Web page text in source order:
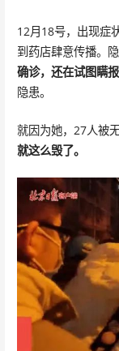
12月18号，出现症状
到药店肆意传播。
确诊，还在试图瞒
隐患。
就因为她，27人被
就这么毁了。